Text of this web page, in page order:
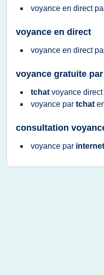
voyance en direct
voyance en direct
voyance en direct
voyance gratuite
tchat voyance direct
voyance par tchat
consultation
voyance par internet